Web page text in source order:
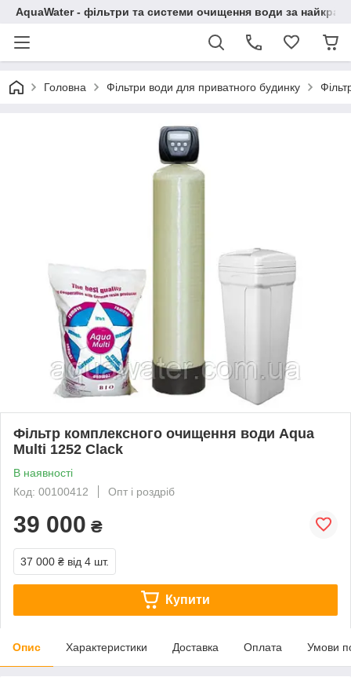
AquaWater - фільтри та системи очищення води за
Головна Фільтри води для приватного будинку
Фільтр комплексного очищення води Aqua
Multi 1252 Clack
В наявності
Код: 00100412
Опт і роздріб
39 000 ₴
37 000 ₴ від 4 шт.
Купити
Опис Характеристики Доставка Оплата Умови